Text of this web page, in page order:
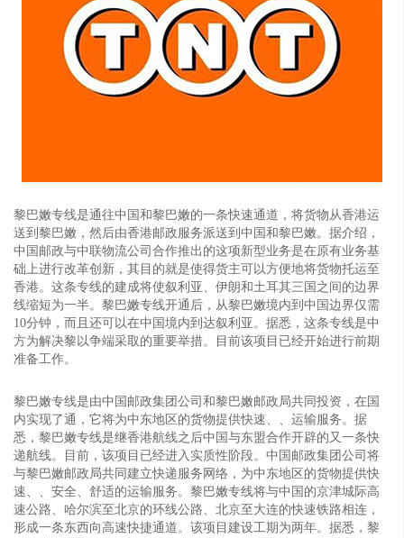
黎巴嫩专线是通往中国和黎巴嫩的一条快速通道，将货物从香港运
送到黎巴嫩，然后由香港邮政服务派送到中国和黎巴嫩。据介绍，
中国邮政与中联物流公司合作推出的这项新型业务是在原有业务基
础上进行改革创新，其目的就是使得货主可以方便地将货物托运至
香港。这条专线的建成将使叙利亚、伊朗和土耳其三国之间的边界
线缩短为一半。黎巴嫩专线开通后，从黎巴嫩境内到中国边界仅需
10分钟，而且还可以在中国境内到达叙利亚。据悉，这条专线是中
方为解决黎以争端采取的重要举措。目前该项目已经开始进行前期
准备工作。
黎巴嫩专线是由中国邮政集团公司和黎巴嫩邮政局共同投资，在国
内实现了通，它将为中东地区的货物提供快速、、运输服务。据
悉，黎巴嫩专线是继香港航线之后中国与东盟合作开辟的又一条快
递航线。目前，该项目已经进入实质性阶段。中国邮政集团公司将
与黎巴嫩邮政局共同建立快递服务网络，为中东地区的货物提供快
速、、安全、舒适的运输服务。黎巴嫩专线将与中国的京津城际高
速公路、哈尔滨至北京的环线公路、北京至大连的快速铁路相连，
形成一条东西向高速快捷通道。该项目建设工期为两年。据悉，黎